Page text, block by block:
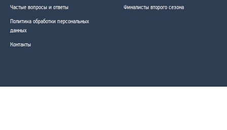
Частые вопросы и ответы
Политика обработки персональных
данных
Контакты
Финалисты второго сезона